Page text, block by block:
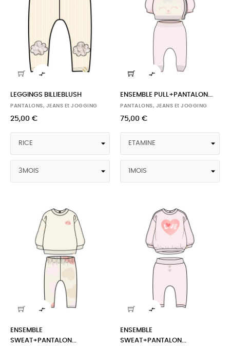

LEGGINGS BILLIEBLUSH
PANTALONS, JEANS Et JOGGING
25,00 €

ENSEMBLE PULL+PANTALON...
PANTALONS, JEANS Et JOGGING
75,00 €

ENSEMBLE
SWEAT+PANTALON...

ENSEMBLE
SWEAT+PANTALON...